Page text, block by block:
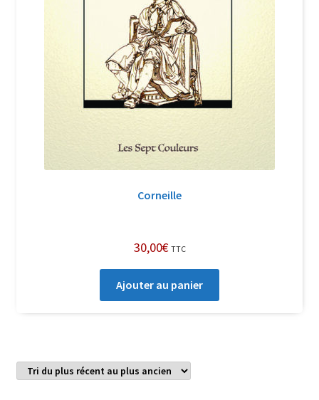
Politique de confidentialité et cookies
Soutien à Philippe Randa
Suivi de la Commande
Corneille
30,00€ TTC
Ajouter au panier